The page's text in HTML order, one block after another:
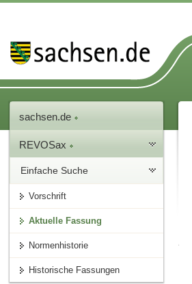
sachsen.de
REVOSax
Einfache Suche
Vorschrift
Aktuelle Fassung
Normenhistorie
Historische Fassungen